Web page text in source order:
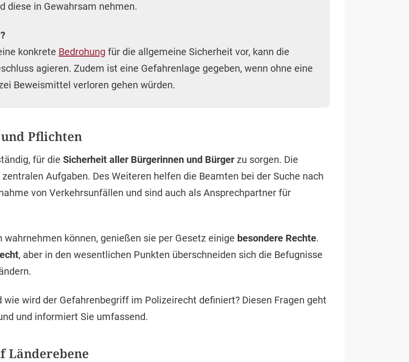
diese in Gewahrsam nehmen.
konkrete Bedrohung für die allgemeine Sicherheit vor, kann die
agieren. Zudem ist eine Gefahrenlage gegeben, wenn ohne eine
Beweismittel verloren gehen würden.
Pflichten
für die Sicherheit aller Bürgerinnen und Bürger zu sorgen. Die
Aufgaben. Des Weiteren helfen die Beamten bei der Suche nach
von Verkehrsunfällen und sind auch als Ansprechpartner für
können, genießen sie per Gesetz einige besondere Rechte.
, aber in den wesentlichen Punkten überschneiden sich die Befugnisse
wie wird der Gefahrenbegriff im Polizeirecht definiert? Diesen Fragen geht
und informiert Sie umfassend.
Länderebene